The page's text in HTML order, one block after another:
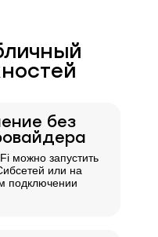
без
можно запустить
или на
подключении